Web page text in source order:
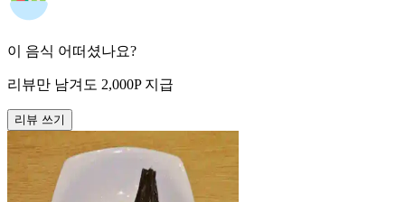
이 음식 어떠셨나요?
리뷰만 남겨도 2,000P 지급
리뷰 쓰기